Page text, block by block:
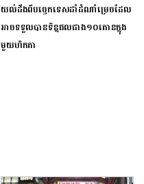
យល់ដឹងពីបច្ចេកទេសដាំដំណាំម្រេចដែល
អាចទទួលបានទិន្នផលជាង១០តោនក្នុង
មួយហិកតា